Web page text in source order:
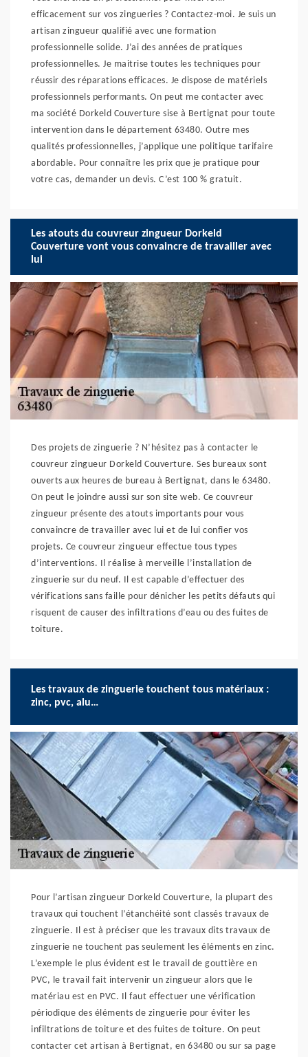
efficacement sur vos zingueries ? Contactez-moi. Je suis un
artisan zingueur qualifié avec une formation
professionnelle solide. J’ai des années de pratiques
professionnelles. Je maitrise toutes les techniques pour
réussir des réparations efficaces. Je dispose de matériels
professionnels performants. On peut me contacter avec
ma société Dorkeld Couverture sise à Bertignat pour toute
intervention dans le département 63480. Outre mes
qualités professionnelles, j’applique une politique tarifaire
abordable. Pour connaître les prix que je pratique pour
votre cas, demander un devis. C’est 100 % gratuit.
Les atouts du couvreur zingueur Dorkeld
Couverture vont vous convaincre de travailler avec
lui
Des projets de zinguerie ? N’hésitez pas à contacter le
couvreur zingueur Dorkeld Couverture. Ses bureaux sont
ouverts aux heures de bureau à Bertignat, dans le 63480.
On peut le joindre aussi sur son site web. Ce couvreur
zingueur présente des atouts importants pour vous
convaincre de travailler avec lui et de lui confier vos
projets. Ce couvreur zingueur effectue tous types
d’interventions. Il réalise à merveille l’installation de
zinguerie sur du neuf. Il est capable d’effectuer des
vérifications sans faille pour dénicher les petits défauts qui
risquent de causer des infiltrations d’eau ou des fuites de
toiture.
Les travaux de zinguerie touchent tous matériaux :
zinc, pvc, alu…
Pour l’artisan zingueur Dorkeld Couverture, la plupart des
travaux qui touchent l’étanchéité sont classés travaux de
zinguerie. Il est à préciser que les travaux dits travaux de
zinguerie ne touchent pas seulement les éléments en zinc.
L’exemple le plus évident est le travail de gouttière en
PVC, le travail fait intervenir un zingueur alors que le
matériau est en PVC. Il faut effectuer une vérification
périodique des éléments de zinguerie pour éviter les
infiltrations de toiture et des fuites de toiture. On peut
contacter cet artisan à Bertignat, en 63480 ou sur sa page